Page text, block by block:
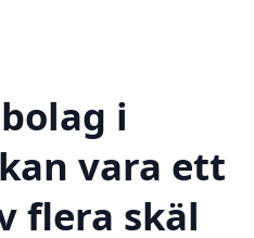
i
vara ett
flera skäl